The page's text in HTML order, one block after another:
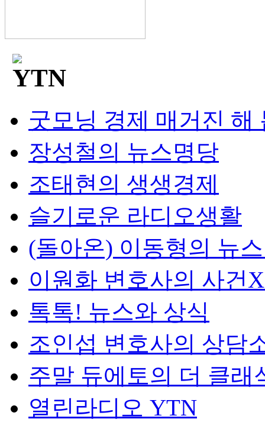
굿모닝 경제 매거진 해
장성철의 뉴스명당
조태현의 생생경제
슬기로운 라디오생활
(돌아온) 이동형의 뉴
이원화 변호사의 사건
톡톡! 뉴스와 상식
조인섭 변호사의 상담
주말 듀에토의 더 클래
열린라디오 YTN